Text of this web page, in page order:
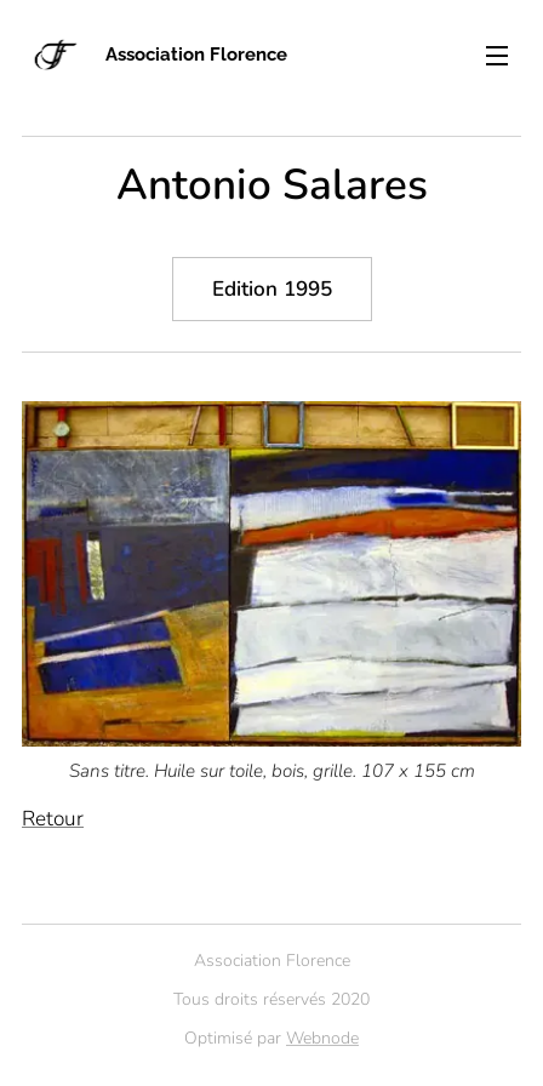
Association Florence
Antonio Salares
Edition 1995
Sans titre. Huile sur toile, bois, grille. 107 x 155 cm
Retour
Association Florence
Tous droits réservés 2020
Optimisé par Webnode